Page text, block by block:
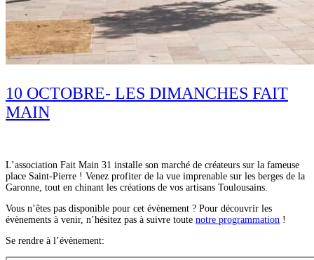
10 OCTOBRE- LES DIMANCHES FAIT
MAIN
L’association Fait Main 31 installe son marché de créateurs sur la fameuse
place Saint-Pierre ! Venez profiter de la vue imprenable sur les berges de la
Garonne, tout en chinant les créations de vos artisans Toulousains.
Vous n’êtes pas disponible pour cet évènement ? Pour découvrir les
évènements à venir, n’hésitez pas à suivre toute notre programmation !
Se rendre à l’évènement: